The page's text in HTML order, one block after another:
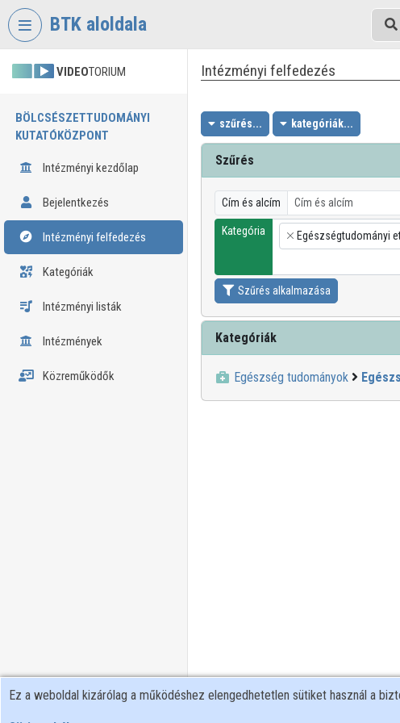
Fejléc kihagyása
BTK aloldala
VIDEOTORIUM
BÖLCSÉSZETTUDOMÁNYI
KUTATÓKÖZPONT
Intézményi kezdőlap
Bejelentkezés
Intézményi felfedezés
Kategóriák
Intézményi listák
Intézmények
Közreműködők
Intézményi felfedezés
szűrés... kategóriák...
Szűrés
Cím és alcím
Kategória
×
Egészségtudományi
Szűrés alkalmazása
Kategóriák
Egészség tudományok
Ez a weboldal kizárólag a működéshez elengedhetetlen sütiket használ a